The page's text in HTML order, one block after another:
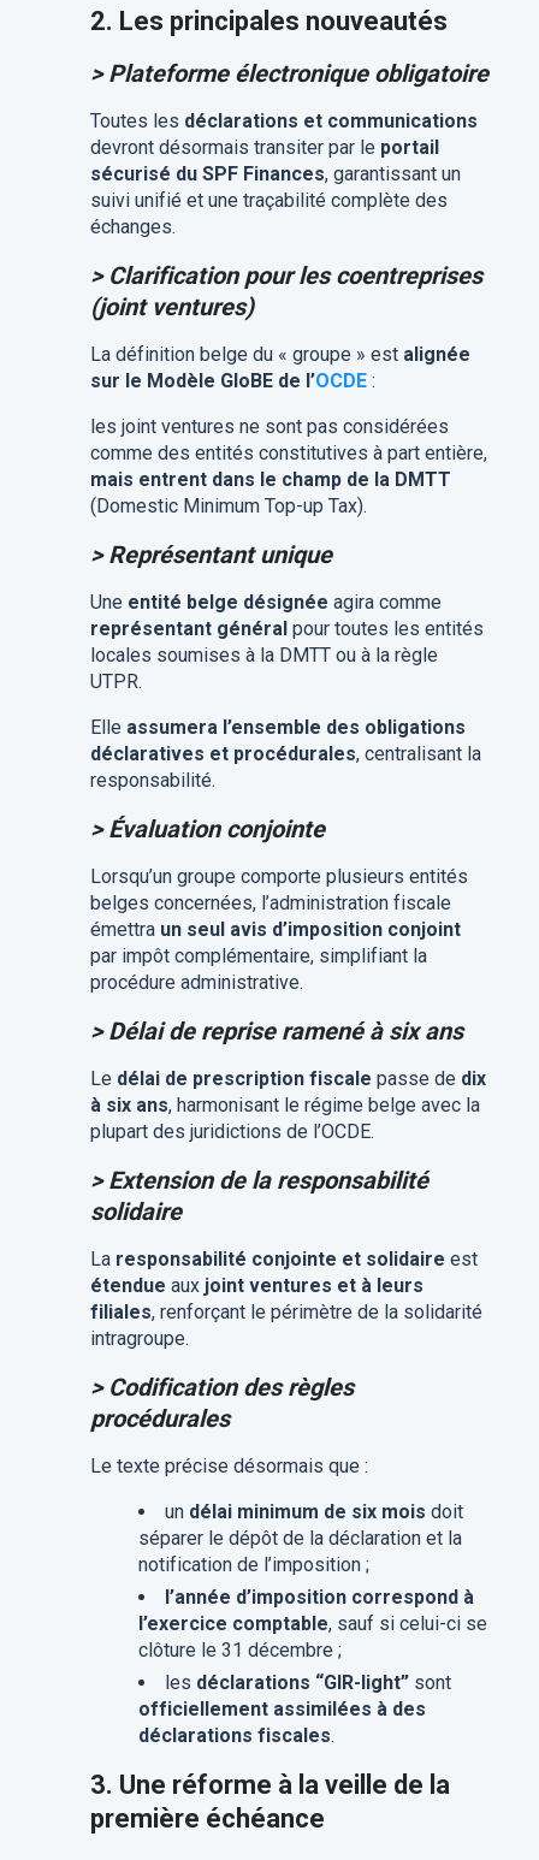
2. Les principales nouveautés
> Plateforme électronique obligatoire
Toutes les déclarations et communications
devront désormais transiter par le portail
sécurisé du SPF Finances, garantissant un
suivi unifié et une traçabilité complète des
échanges.
> Clarification pour les coentreprises
(joint ventures)
La définition belge du « groupe » est alignée
sur le Modèle GloBE de l’OCDE:
les joint ventures ne sont pas considérées
comme des entités constitutives à part entière,
mais entrent dans le champ de la DMTT
(Domestic Minimum Top-up Tax).
> Représentant unique
Une entité belge désignée agira comme
représentant généralpour toutes les entités
locales soumises à la DMTT ou à la règle
UTPR.
Elle assumera l’ensemble des obligations
déclaratives et procédurales, centralisant la
responsabilité.
> Évaluation conjointe
Lorsqu’un groupe comporte plusieurs entités
belges concernées, l’administration fiscale
émettra un seul avis d’imposition conjoint
par impôt complémentaire, simplifiant la
procédure administrative.
> Délai de reprise ramené à six ans
Le délai de prescription fiscale passe de dix
à six ans, harmonisant le régime belge avec la
plupart des juridictions de l’OCDE.
> Extension de la responsabilité
solidaire
La responsabilité conjointe et solidaire est
étendue aux joint ventures et à leurs
filiales, renforçant le périmètre de la solidarité
intragroupe.
> Codification des règles
procédurales
Le texte précise désormais que :
un délai minimum de six mois doit
séparer le dépôt de la déclaration et la
notification de l’imposition ;
l’année d’imposition correspond à
l’exercice comptable, sauf si celui-ci se
clôture le 31 décembre ;
les déclarations “GIR-light”sont
officiellement assimilées à des
déclarations fiscales.
3. Une réforme à la veille de la
première échéance